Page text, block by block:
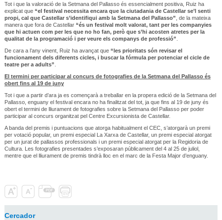
Tot i que la valoració de la Setmana del Pallasso és essencialment positiva, Ruiz ha
explicat que “el festival necessita encara que la ciutadania de Castellar se’l senti
propi, cal que Castellar s’identifiqui amb la Setmana del Pallasso” , de la mateixa
manera que fora de Castellar “és un festival molt valorat, tant per les companyies
que hi actuen com per les que no ho fan, però que s’hi acosten atretes per la
qualitat de la programació i per veure els companys de professió”
De cara a l’any vinent, Ruiz ha avançat que “les prioritats són revisar el
funcionament dels diferents cicles, i buscar la fórmula per potenciar el cicle de
teatre per a adults”
El termini per participar al concurs de fotografies de la Setmana del Pallasso és
obert fins al 19 de juny
Tot i que a partir d’ara ja es començarà a treballar en la propera edició de la Setmana del
Pallasso, enguany el festival encara no ha finalitzat del tot, ja que fins al 19 de juny és
obert el termini de lliurament de fotografies sobre la Setmana del Pallasso per poder
participar al concurs organitzat pel Centre Excursionista de Castellar.
A banda del premis i puntuacions que atorga habitualment el CEC, s’atorgarà un premi
per votació popular, un premi especial La Xarxa de Castellar, un premi especial atorgat
per un jurat de pallassos professionals i un premi especial atorgat per la Regidoria de
Cultura. Les fotografies presentades s’exposaran públicament del 4 al 25 de juliol,
mentre que el lliurament de premis tindrà lloc en el marc de la Festa Major d’enguany.
Cercador